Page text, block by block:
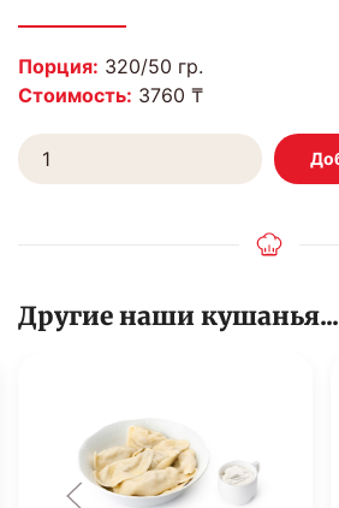
Порция: 320/50 гр.
Стоимость: 3760 ₸
Другие наши кушанья...